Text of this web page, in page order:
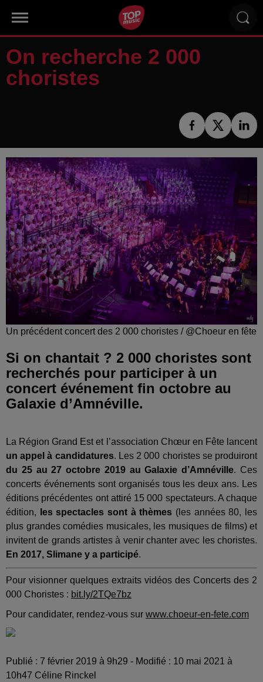
On recherche 2 000
choristes
Un précédent concert des 2 000 choristes / @Choeur en fête
Si on chantait ? 2 000 choristes sont
recherchés pour participer à un
concert événement fin octobre au
Galaxie d’Amnéville.
La Région Grand Est et l’association Chœur en Fête lancent
un appel à candidatures. Les 2 000 choristes se produiront
du 25 au 27 octobre 2019 au Galaxie d’Amnéville. Ces
concerts événements sont organisés tous les deux ans. Les
éditions précédentes ont attiré 15 000 spectateurs. A chaque
édition,
les spectacles sont à thèmes (les années 80, les
plus grandes comédies musicales, les musiques de films) et
invitent de grands artistes à venir chanter avec les choristes.
En 2017, Slimane y a participé.
Pour visionner quelques extraits vidéos des Concerts des 2
000 Choristes : bit.ly/2TQe7bz
Pour candidater, rendez-vous sur www.choeur-en-fete.com
Publié : 7 février 2019 à 9h29 - Modifié : 10 mai 2021 à
10h47 Céline Rinckel